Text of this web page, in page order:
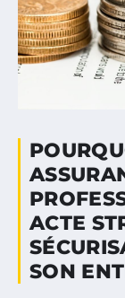
ACTE
SON